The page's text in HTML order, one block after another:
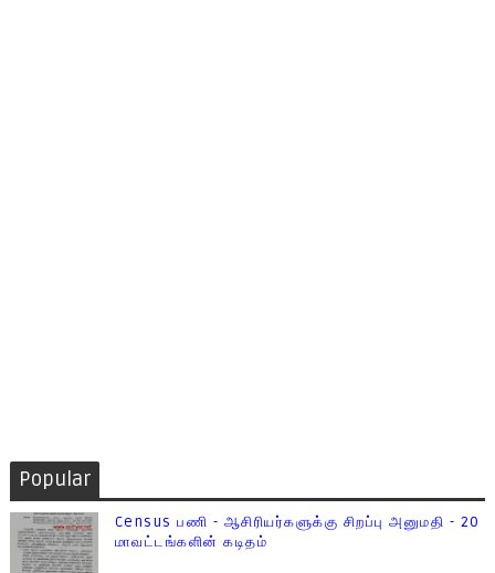
Popular
Census பணி - ஆசிரியர்களுக்கு சிறப்பு அனுமதி - 20
மாவட்டங்களின் கடிதம்